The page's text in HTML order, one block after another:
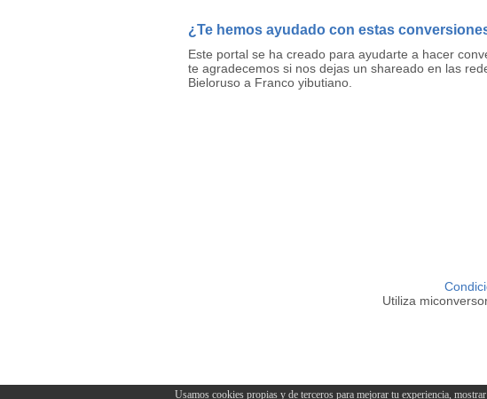
Usamos cookies propias y de terceros para mejorar tu experiencia,
¿Te hemos ayudado con estas
Este portal se ha creado para ayudarte a hacer
te agradecemos si nos dejas un shareado en las
Bieloruso a Franco yibutiano.
Utiliza